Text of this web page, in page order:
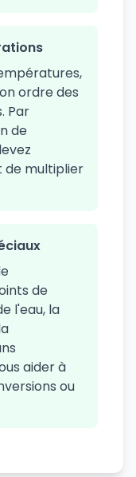
ordre des
Par
de
de multiplier
de
l'eau, la
aider à
ou